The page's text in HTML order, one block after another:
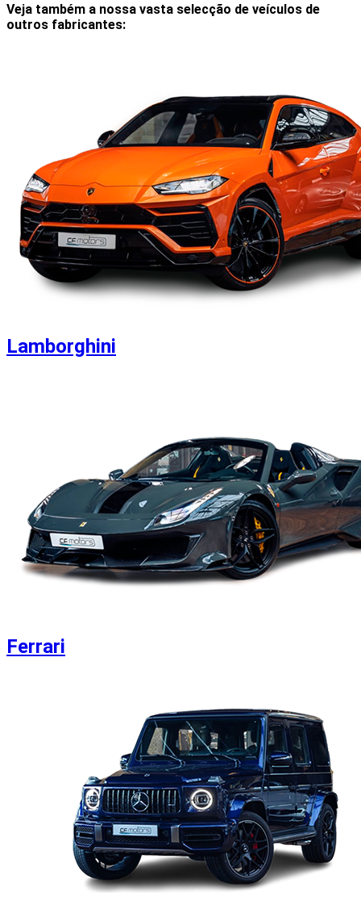
Veja também a nossa vasta selecção de veículos de
outros fabricantes:
Lamborghini
Ferrari